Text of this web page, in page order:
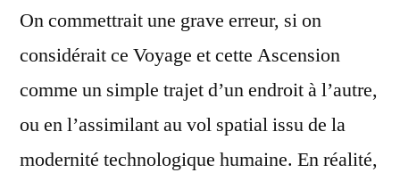
On commettrait une grave erreur, si on
considérait ce Voyage et cette Ascension
comme un simple trajet d’un endroit à l’autre,
ou en l’assimilant au vol spatial issu de la
modernité technologique humaine. En réalité,